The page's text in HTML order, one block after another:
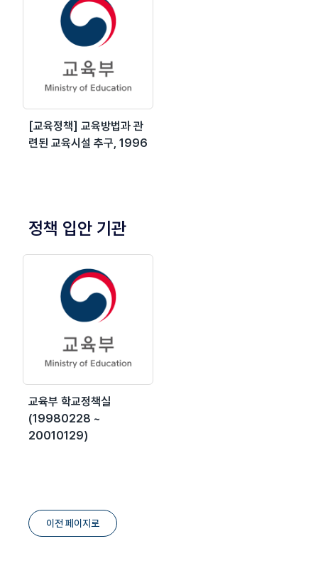
[교육정책] 교육방법과 관
련된 교육시설 추구, 1996
정책 입안 기관
교육부 학교정책실
(19980228 ~
20010129)
이전 페이지로